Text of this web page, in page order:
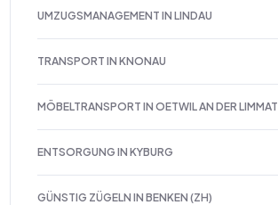
UMZUGSMANAGEMENT IN LINDAU
TRANSPORT IN KNONAU
MÖBELTRANSPORT IN OETWIL AN DER LIMMAT
ENTSORGUNG IN KYBURG
GÜNSTIG ZÜGELN IN BENKEN (ZH)